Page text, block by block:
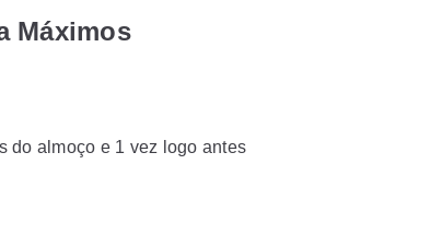
Máximos
do almoço e 1 vez logo antes